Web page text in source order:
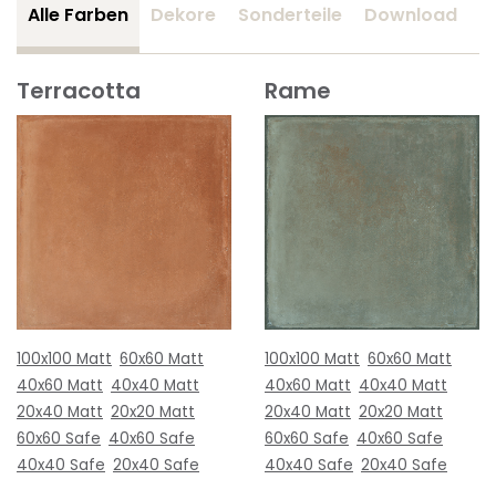
Alle Farben Dekore Sonderteile Download
Terracotta
100x100 Matt 60x60 Matt
40x60 Matt 40x40 Matt
20x40 Matt 20x20 Matt
60x60 Safe 40x60 Safe
40x40 Safe 20x40 Safe
Rame
100x100 Matt 60x60 Matt
40x60 Matt 40x40 Matt
20x40 Matt 20x20 Matt
60x60 Safe 40x60 Safe
40x40 Safe 20x40 Safe